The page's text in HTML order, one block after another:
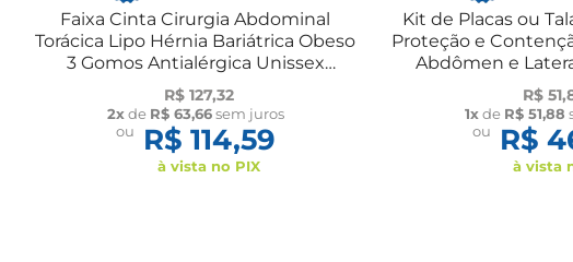
Faixa Cinta Cirurgia Abdominal
Torácica Lipo Hérnia Bariátrica Obeso
3 Gomos Antialérgica Unissex
Flambé
R$ 127,32
2xde R$ 63,66sem juros
ou
R$ 114,59
à vista no PIX
Kit de Placas ou
Proteção e
Abdômen e
R$
1xde R$ 51,88
ou
R$
à vista